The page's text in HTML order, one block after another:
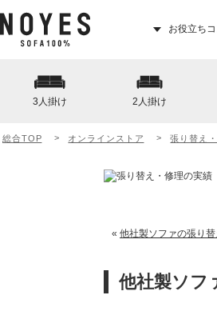
お役立ち
3人掛け 2人掛け
総合TOP オンラインストア 張り替え
« 他社製ソファの張り替
他社製ソフ